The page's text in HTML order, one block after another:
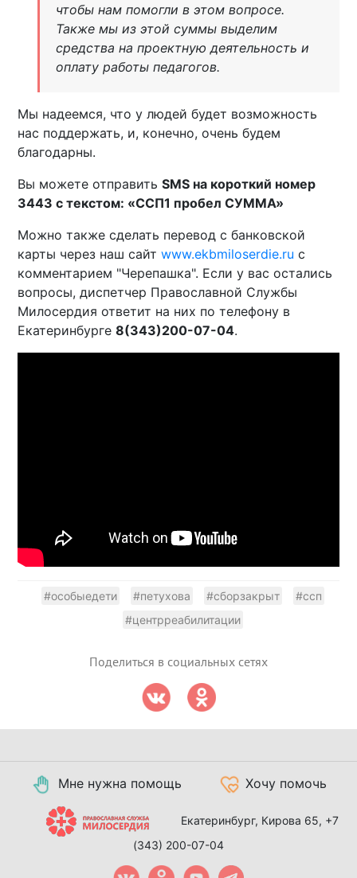
чтобы нам помогли в этом вопросе.
Также мы из этой суммы выделим
средства на проектную деятельность и
оплату работы педагогов.
Мы надеемся, что у людей будет возможность
нас поддержать, и, конечно, очень будем
благодарны.
Вы можете отправитьSMS на короткий номер
3443 с текстом: «ССП1 пробел СУММА»
Можно также сделать перевод с банковской
карты через наш сайтwww.ekbmiloserdie.ru с
комментарием "Черепашка". Если у вас остались
вопросы, диспетчер Православной Службы
Милосердия ответит на них по телефону в
Екатеринбурге8(343)200-07-04.
#особыедети #петухова #сборзакрыт
#ссп
#центрреабилитации
Поделиться в социальных сетях
Мне нужна помощь Хочу помочь
Екатеринбург, Кирова 65, +7
(343) 200-07-04